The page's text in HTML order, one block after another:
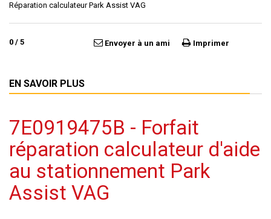
Réparation calculateur Park Assist VAG
0 / 5 Envoyer à un ami Imprimer
EN SAVOIR PLUS
7E0919475B - Forfait
réparation calculateur d'aide
au stationnement Park
Assist VAG